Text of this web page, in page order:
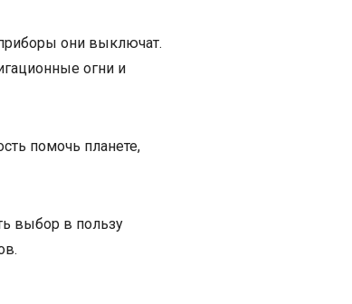
они выключат.
огни и
помочь планете,
выбор в пользу